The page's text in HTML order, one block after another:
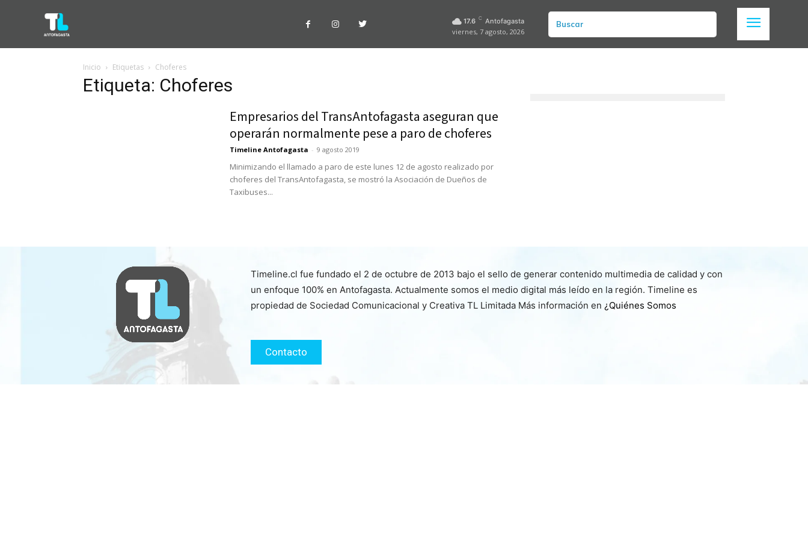
17.6 C Antofagasta
viernes, 7 agosto, 2026
Buscar
Inicio Etiquetas Choferes
Etiqueta: Choferes
Empresarios del TransAntofagasta aseguran que
operarán normalmente pese a paro de choferes
Timeline Antofagasta - 9 agosto 2019
Minimizando el llamado a paro de este lunes 12 de agosto realizado por
choferes del TransAntofagasta, se mostró la Asociación de Dueños de
Taxibuses...
Timeline.cl fue fundado el 2 de octubre de 2013 bajo el sello de generar contenido multimedia de calidad y con
un enfoque 100% en Antofagasta. Actualmente somos el medio digital más leído en la región. Timeline es
propiedad de Sociedad Comunicacional y Creativa TL Limitada Más información en ¿Quiénes Somos
Contacto